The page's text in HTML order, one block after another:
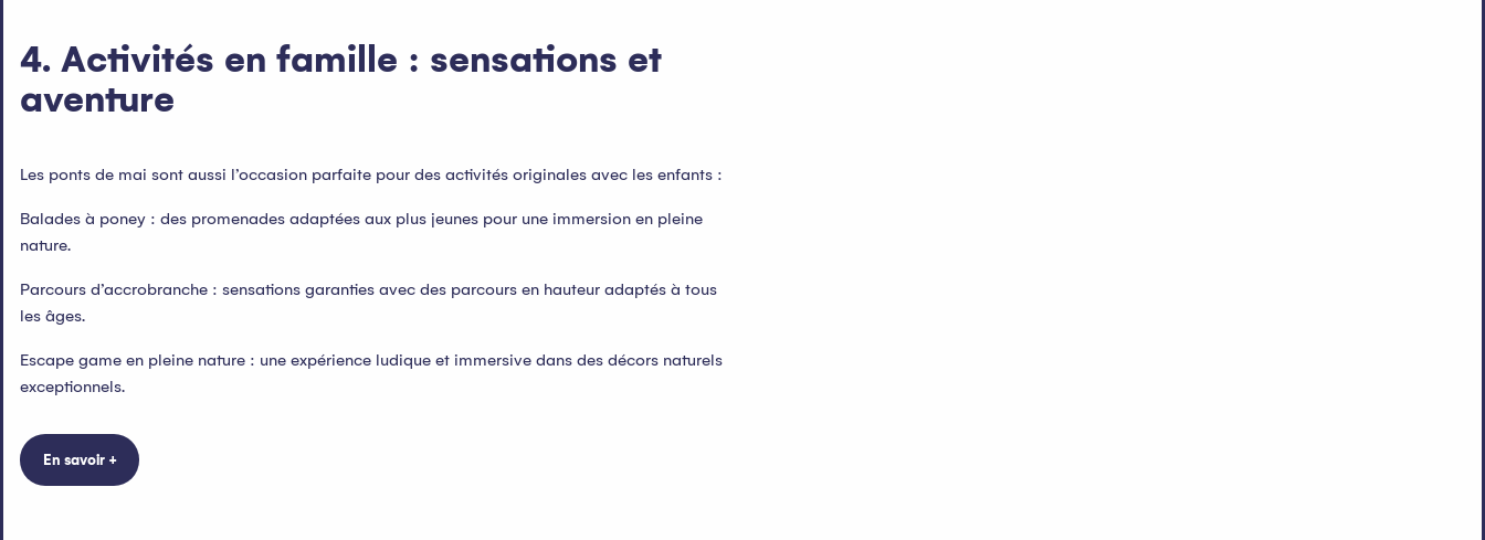
4. Activités en famille : sensations et
aventure
Les ponts de mai sont aussi l’occasion parfaite pour des activités originales avec les enfants :
Balades à poney : des promenades adaptées aux plus jeunes pour une immersion en pleine
nature.
Parcours d’accrobranche : sensations garanties avec des parcours en hauteur adaptés à tous
les âges.
Escape game en pleine nature : une expérience ludique et immersive dans des décors naturels
exceptionnels.
En savoir +